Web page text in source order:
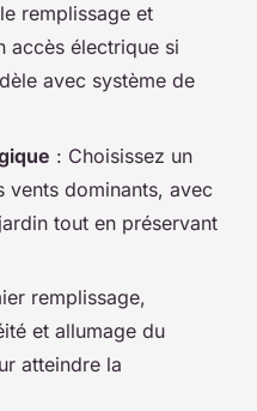
remplissage et
accès électrique si
avec système de
: Choisissez un
vents dominants, avec
tout en préservant
remplissage,
et allumage du
atteindre la